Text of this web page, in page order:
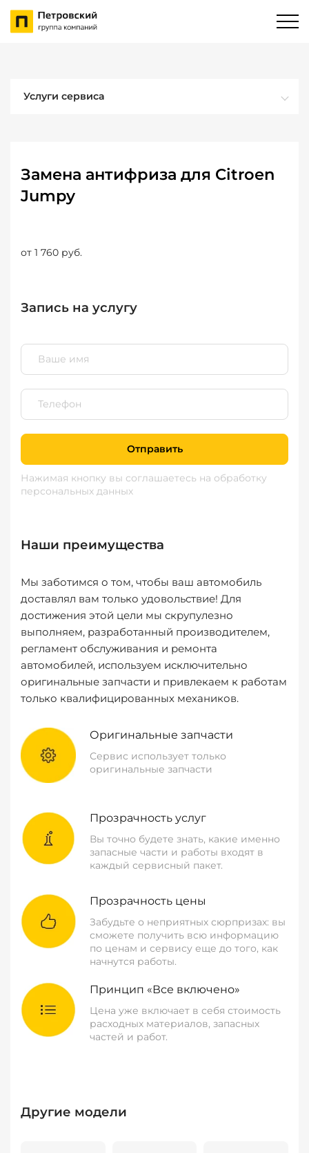
Услуги сервиса
Замена антифриза для Citroen
Jumpy
от 1 760 руб.
Запись на услугу
Отправить
Нажимая кнопку вы соглашаетесь на обработку
персональных данных
Наши преимущества
Мы заботимся о том, чтобы ваш автомобиль
доставлял вам только удовольствие! Для
достижения этой цели мы скрупулезно
выполняем, разработанный производителем,
регламент обслуживания и ремонта
автомобилей, используем исключительно
оригинальные запчасти и привлекаем к работам
только квалифицированных механиков.
Оригинальные запчасти
Сервис использует только
оригинальные запчасти
Прозрачность услуг
Вы точно будете знать, какие именно
запасные части и работы входят в
каждый сервисный пакет.
Прозрачность цены
Забудьте о неприятных сюрпризах: вы
сможете получить всю информацию
по ценам и сервису еще до того, как
начнутся работы.
Принцип «Все включено»
Цена уже включает в себя стоимость
расходных материалов, запасных
частей и работ.
Другие модели